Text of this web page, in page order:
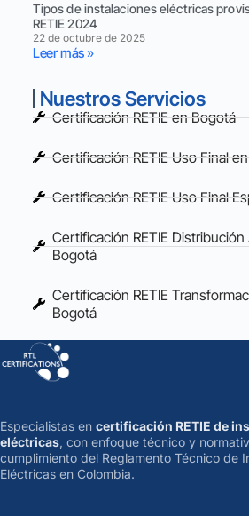
Tipos de instalaciones eléctricas
RETIE 2024
22 de octubre de 2025
Leer más »
Nuestros Servicios
Certificación RETIE en Bogotá
Certificación RETIE Uso Final
Certificación RETIE Uso Final
Certificación RETIE
Bogotá
Certificación RETIE
Bogotá
Especialistas en certificación RETIE de
eléctricas, con enfoque técnico y
cumplimiento del Reglamento Técnico de
Eléctricas en Colombia.